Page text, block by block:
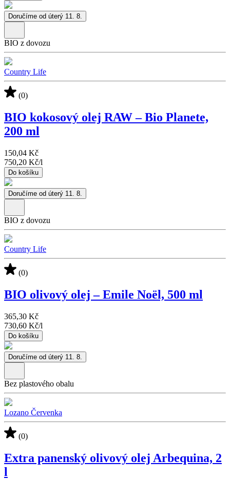
Doručíme od úterý 11. 8.
BIO z dovozu
Country Life
(0)
BIO kokosový olej RAW – Bio Planete,
200 ml
150,04 Kč
750,20 Kč/l
Do košíku
Doručíme od úterý 11. 8.
BIO z dovozu
Country Life
(0)
BIO olivový olej – Emile Noël, 500 ml
365,30 Kč
730,60 Kč/l
Do košíku
Doručíme od úterý 11. 8.
Bez plastového obalu
Lozano Červenka
(0)
Extra panenský olivový olej Arbequina, 2
l